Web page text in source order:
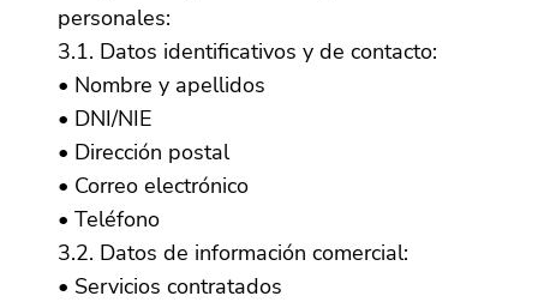
personales:
3.1. Datos identificativos y de contacto:
• Nombre y apellidos
• DNI/NIE
• Dirección postal
• Correo electrónico
• Teléfono
3.2. Datos de información comercial:
• Servicios contratados